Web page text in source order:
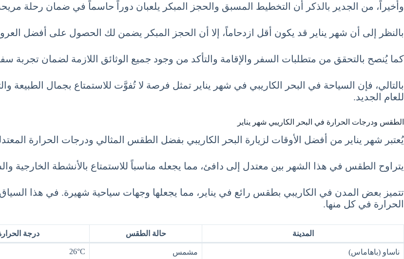
وأخيراً، من الجدير بالذكر أن التخطيط المسبق والحجز المبكر يلعبان دوراً حاسماً في ضمان رحلة
بالنظر إلى أن شهر يناير قد يكون أقل ازدحاماً، إلا أن الحجز المبكر يضمن لك الحصول على أفضل
كما يُنصح بالتحقق من متطلبات السفر والإقامة والتأكد من وجود جميع الوثائق اللازمة لضمان تجربة
بالتالي، فإن السياحة في البحر الكاريبي في شهر يناير تمثل فرصة لا تُفوَّت للاستمتاع بجمال الطبيعة
للعام الجديد.
الطقس ودرجات الحرارة في البحر الكاريبي شهر يناير
يُعتبر شهر يناير من أفضل الأوقات لزيارة البحر الكاريبي بفضل الطقس المثالي ودرجات الحرارة
يتراوح الطقس في هذا الشهر بين معتدل إلى دافئ، مما يجعله مناسباً للاستمتاع بالأنشطة الخارجية
تتميز بعض المدن في الكاريبي بطقس رائع في يناير، مما يجعلها وجهات سياحية شهيرة. في هذا
الحرارة في كل منها.
المدينة حالة الطقس درجة
ناساو (باهاماس) مشمس 26°C